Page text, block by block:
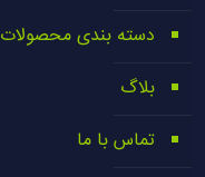
دسته بندی محصولات
بلاگ
تماس با ما